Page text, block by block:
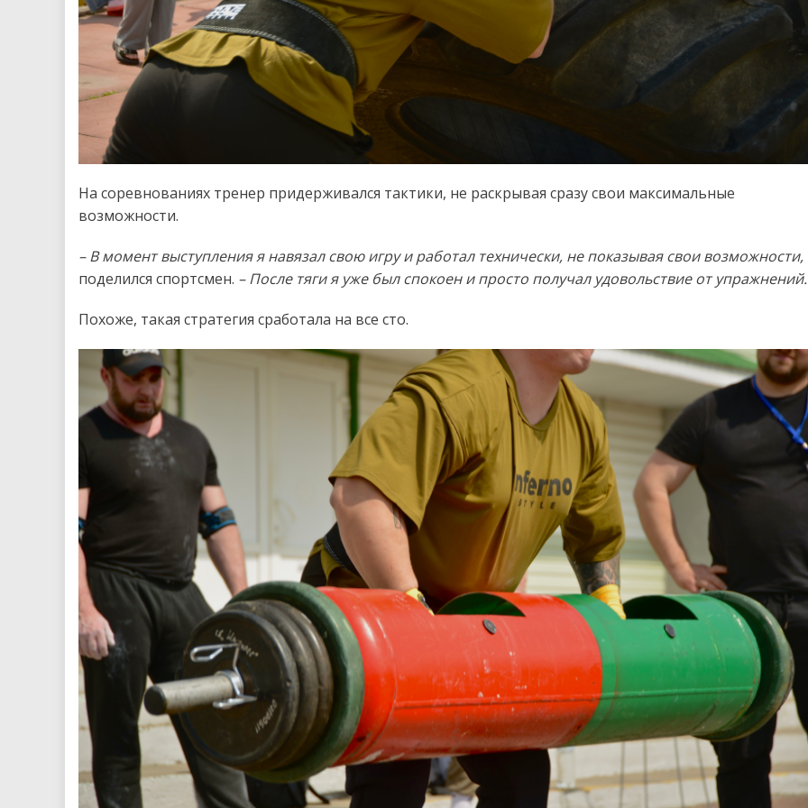
На соревнованиях тренер придерживался тактики, не раскрывая сразу свои максимальные
возможности.
– В момент выступления я навязал свою игру и работал технически, не показывая свои возможности,
поделился спортсмен. – После тяги я уже был спокоен и просто получал удовольствие от упражнений.
Похоже, такая стратегия сработала на все сто.